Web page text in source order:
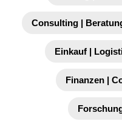
Consulting |
Einkauf |
Finanzen |